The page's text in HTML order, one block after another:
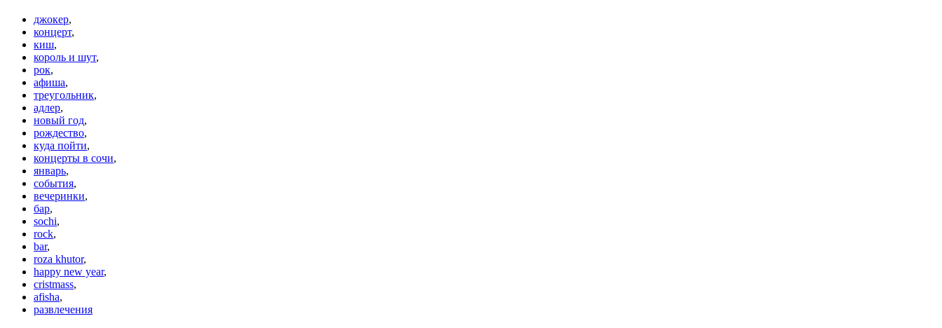
джокер,
концерт,
киш,
король и шут,
рок,
афиша,
треугольник,
адлер,
новый год,
рождество,
куда пойти,
концерты в сочи,
январь,
события,
вечеринки,
бар,
sochi,
rock,
bar,
roza khutor,
happy new year,
cristmass,
afisha,
развлечения